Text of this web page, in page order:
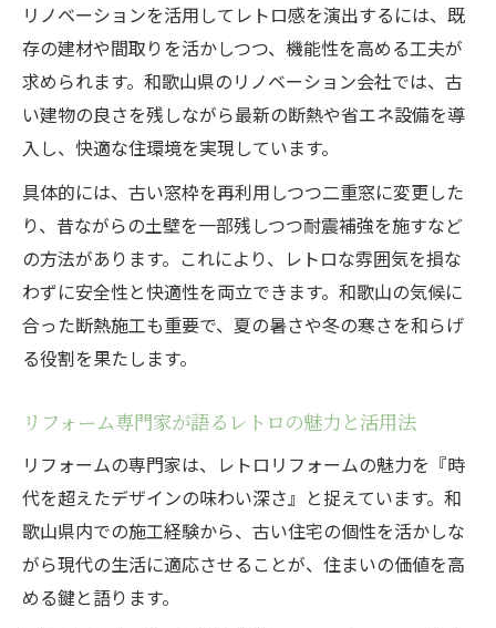
リノベーションを活用してレトロ感を演出するには、既
存の建材や間取りを活かしつつ、機能性を高める工夫が
求められます。和歌山県のリノベーション会社では、古
い建物の良さを残しながら最新の断熱や省エネ設備を導
入し、快適な住環境を実現しています。
具体的には、古い窓枠を再利用しつつ二重窓に変更した
り、昔ながらの土壁を一部残しつつ耐震補強を施すなど
の方法があります。これにより、レトロな雰囲気を損な
わずに安全性と快適性を両立できます。和歌山の気候に
合った断熱施工も重要で、夏の暑さや冬の寒さを和らげ
る役割を果たします。
リフォーム専門家が語るレトロの魅力と活用法
リフォームの専門家は、レトロリフォームの魅力を『時
代を超えたデザインの味わい深さ』と捉えています。和
歌山県内での施工経験から、古い住宅の個性を活かしな
がら現代の生活に適応させることが、住まいの価値を高
める鍵と語ります。